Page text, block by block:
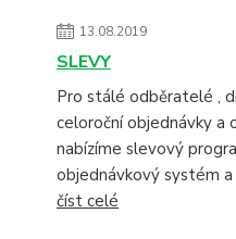
13.08.2019
SLEVY
Pro stálé odběratelé ,
celoroční objednávky a
nabízíme slevový
objednávkový systém
číst celé